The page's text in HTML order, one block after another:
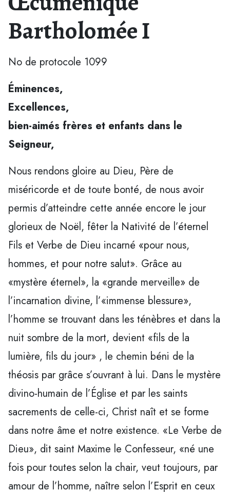
Bartholomée I
No de protocole 1099
Éminences,
Excellences,
bien-aimés frères et enfants dans le
Seigneur,
Nous rendons gloire au Dieu, Père de
miséricorde et de toute bonté, de nous avoir
permis d’atteindre cette année encore le jour
glorieux de Noël, fêter la Nativité de l’éternel
Fils et Verbe de Dieu incarné «pour nous,
hommes, et pour notre salut». Grâce au
«mystère éternel», la «grande merveille» de
l’incarnation divine, l’«immense blessure»,
l’homme se trouvant dans les ténèbres et dans la
nuit sombre de la mort, devient «fils de la
lumière, fils du jour» , le chemin béni de la
théosis par grâce s’ouvrant à lui. Dans le mystère
divino-humain de l’Église et par les saints
sacrements de celle-ci, Christ naît et se forme
dans notre âme et notre existence. «Le Verbe de
Dieu», dit saint Maxime le Confesseur, «né une
fois pour toutes selon la chair, veut toujours, par
amour de l’homme, naître selon l’Esprit en ceux